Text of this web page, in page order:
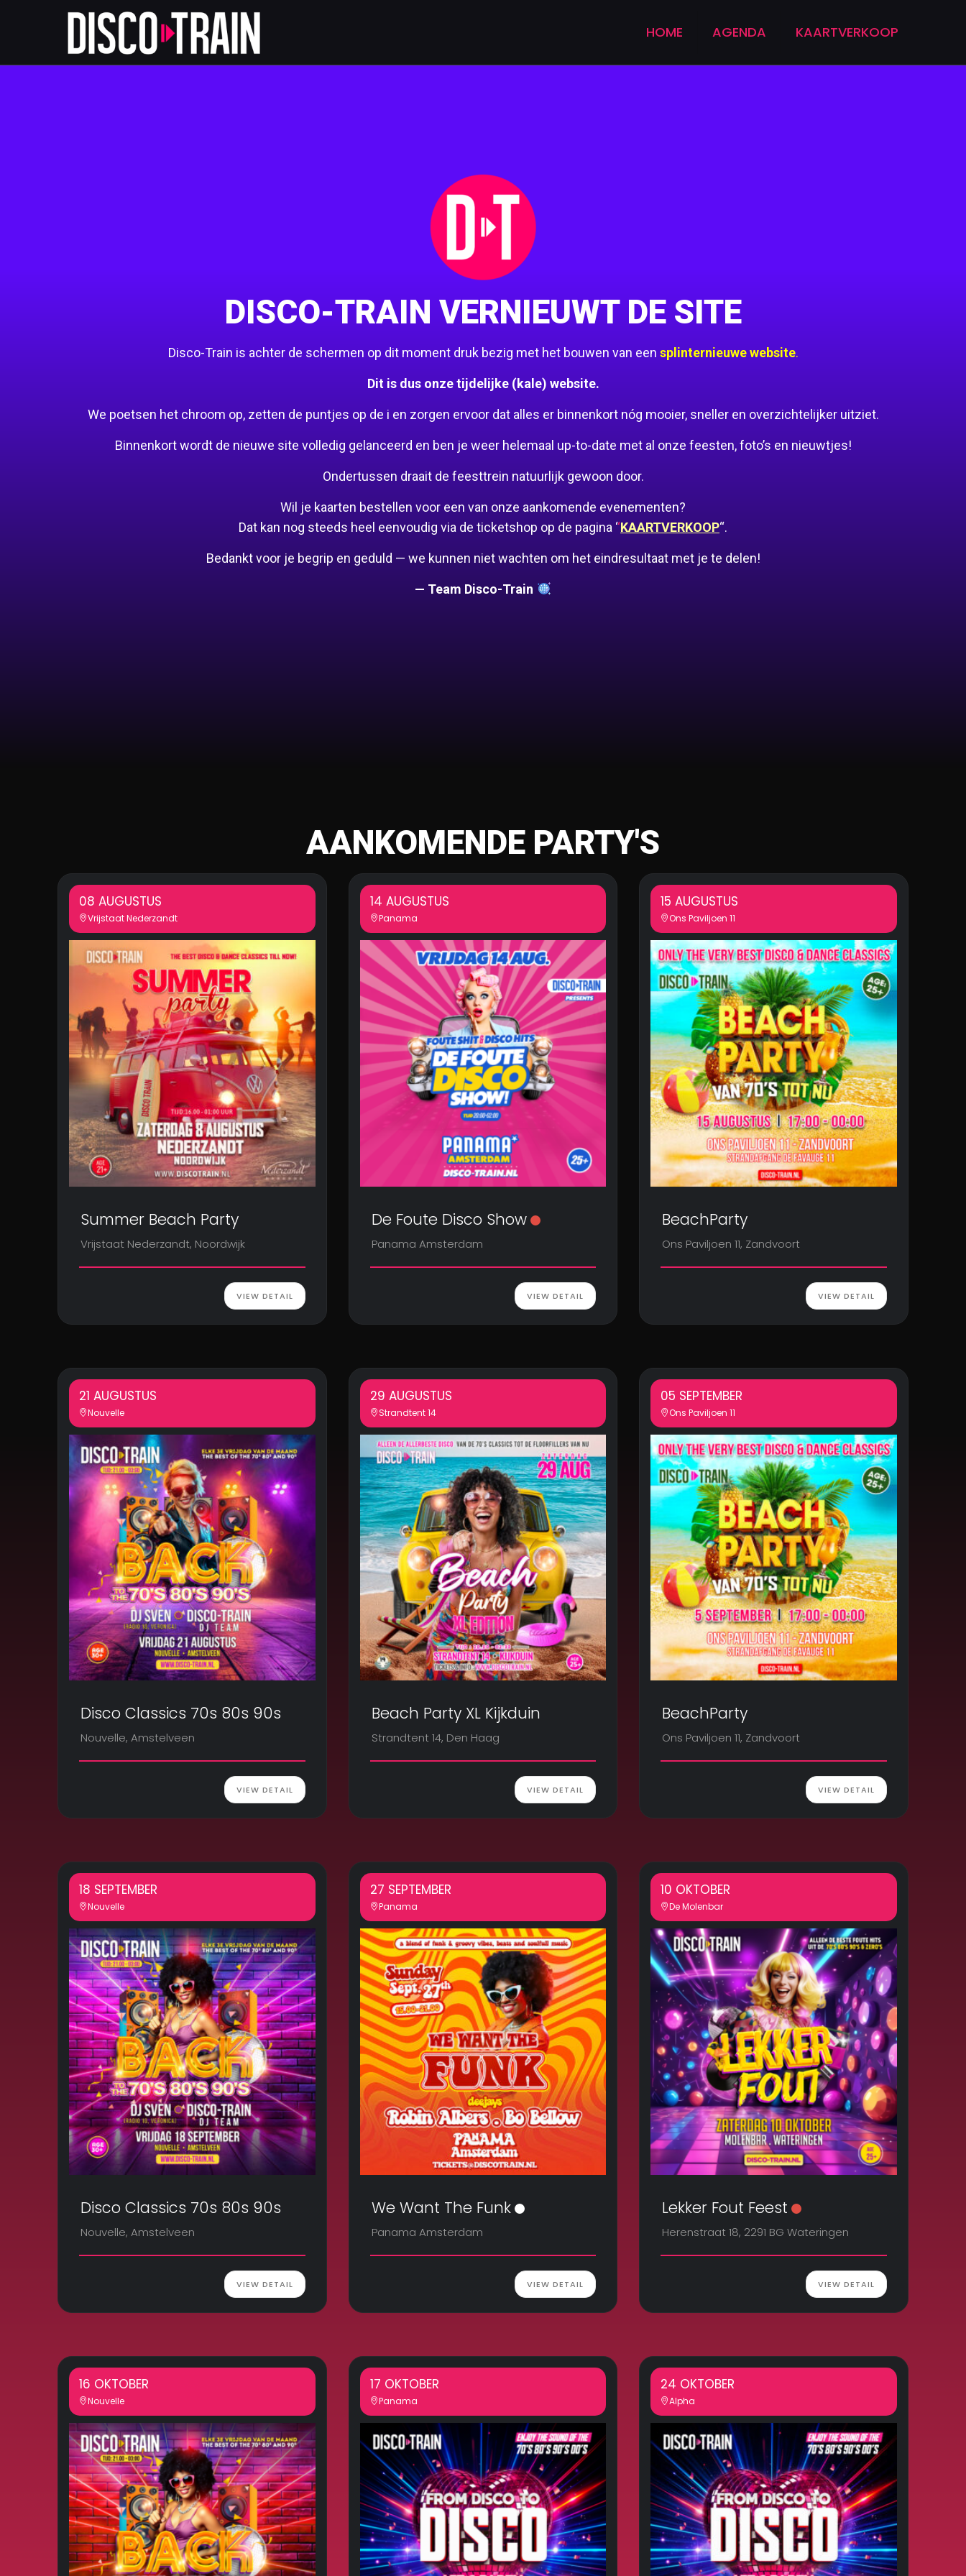
HOME AGENDA KAARTVERKOOP
DISCO-TRAIN VERNIEUWT DE SITE
Disco-Train is achter de schermen op dit moment druk bezig met het bouwen van een splinternieuwe website.
Dit is dus onze tijdelijke (kale) website.
We poetsen het chroom op, zetten de puntjes op de i en zorgen ervoor dat alles er binnenkort nóg mooier, sneller en overzichtelijker uitziet.
Binnenkort wordt de nieuwe site volledig gelanceerd en ben je weer helemaal up-to-date met al onze feesten, foto’s en nieuwtjes!
Ondertussen draait de feesttrein natuurlijk gewoon door.
Wil je kaarten bestellen voor een van onze aankomende evenementen?
Dat kan nog steeds heel eenvoudig via de ticketshop op de pagina ‘‘KAARTVERKOOP“.
Bedankt voor je begrip en geduld — we kunnen niet wachten om het eindresultaat met je te delen!
— Team Disco-Train
AANKOMENDE PARTY'S
08 AUGUSTUS
Vrijstaat Nederzandt
Summer Beach Party
Vrijstaat Nederzandt, Noordwijk
VIEW DETAIL
14 AUGUSTUS
Panama
De Foute Disco Show
Panama Amsterdam
VIEW DETAIL
15 AUGUSTUS
Ons Paviljoen 11
BeachParty
Ons Paviljoen 11, Zandvoort
VIEW DETAIL
21 AUGUSTUS
Nouvelle
Disco Classics 70s 80s 90s
Nouvelle, Amstelveen
VIEW DETAIL
29 AUGUSTUS
Strandtent 14
Beach Party XL Kijkduin
Strandtent 14, Den Haag
VIEW DETAIL
05 SEPTEMBER
Ons Paviljoen 11
BeachParty
Ons Paviljoen 11, Zandvoort
VIEW DETAIL
18 SEPTEMBER
Nouvelle
Disco Classics 70s 80s 90s
Nouvelle, Amstelveen
VIEW DETAIL
27 SEPTEMBER
Panama
We Want The Funk
Panama Amsterdam
VIEW DETAIL
10 OKTOBER
De Molenbar
Lekker Fout Feest
Herenstraat 18, 2291 BG Wateringen
VIEW DETAIL
16 OKTOBER
Nouvelle
17 OKTOBER
Panama
24 OKTOBER
Alpha